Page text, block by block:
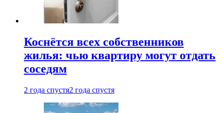
Коснётся всех собственников
жилья: чью квартиру могут отдать
соседям
2 года спустя2 года спустя